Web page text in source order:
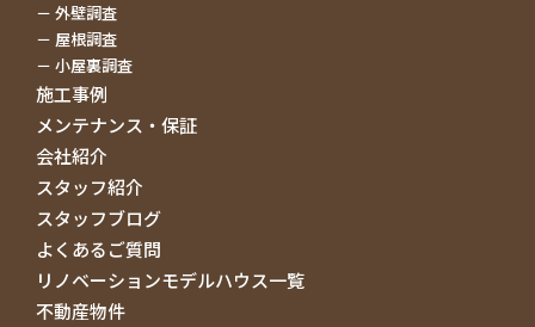
しておくと良いでしょう。
特に、その会社のこだわりポイント・どのような思い
でリノベーション・リフォームをしているのかを確認
しましょう。
リノベーションやリフォームに補助金はでます
か？
弊社リノベプラスでは、お客様の条件にあった補助金
を調査・ご提案させていただきます。
住宅改修制度、介護保険補助制度、耐震補助制度な
ど、補助金の制度は細かく、また年々変わります。
詳しくは弊社スタッフにお伺いください。
外壁調査
屋根調査
小屋裏調査
施工事例
メンテナンス・保証
会社紹介
スタッフ紹介
スタッフブログ
よくあるご質問
リノベーションモデルハウス一覧
不動産物件